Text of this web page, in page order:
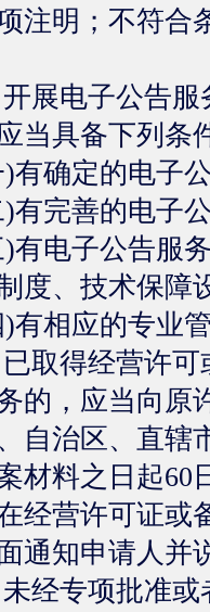
注明；不符合
展电子公告
当具备下列条
确定的电子公
完善的电子公
子公告服务
度、技术保障
应的专业管
取得经营许
的，应当向原
治区、直辖市
材料之日起60
经营许可证或
通知申请人并
经专项批准